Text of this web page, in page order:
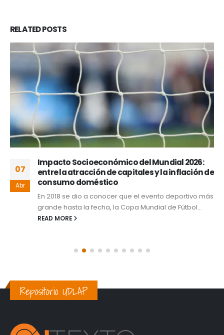
RELATEDPOSTS
07
Abr
Impacto Socioeconómico del Mundial 2026:
entre la atracción de capitales y la inflación de
consumo doméstico
En 2018 se dio a conocer que el evento deportivo más
grande hasta la fecha, la Copa Mundial de Fútbol...
READ MORE
Repositorio UDLAP